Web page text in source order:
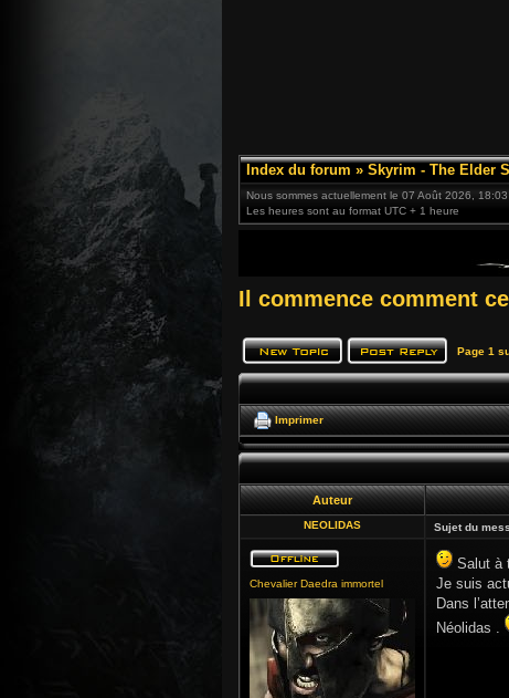
Index du forum » Skyrim - The Elder
Nous sommes actuellement le 07 Août 2026, 18:03
Les heures sont au format UTC + 1 heure
Il commence comment
Page 1
Imprimer
Auteur
NEOLIDAS Sujet du
Chevalier Daedra immortel
Salut à
Je suis
Dans
Néolidas .